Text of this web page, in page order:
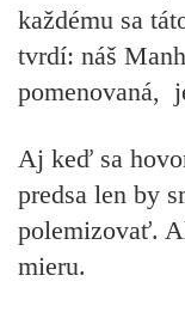
každému sa
tvrdí: náš
pomenovaná,
Aj keď sa
predsa len by
polemizovať.
mieru.